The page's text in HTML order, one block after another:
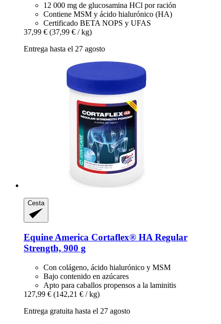
12 000 mg de glucosamina HCl por ración
Contiene MSM y ácido hialurónico (HA)
Certificado BETA NOPS y UFAS
37,99 € (37,99 € / kg)
Entrega hasta el 27 agosto
Cesta
Equine America Cortaflex® HA Regular
Strength, 900 g
Con colágeno, ácido hialurónico y MSM
Bajo contenido en azúcares
Apto para caballos propensos a la laminitis
127,99 € (142,21 € / kg)
Entrega gratuita hasta el 27 agosto